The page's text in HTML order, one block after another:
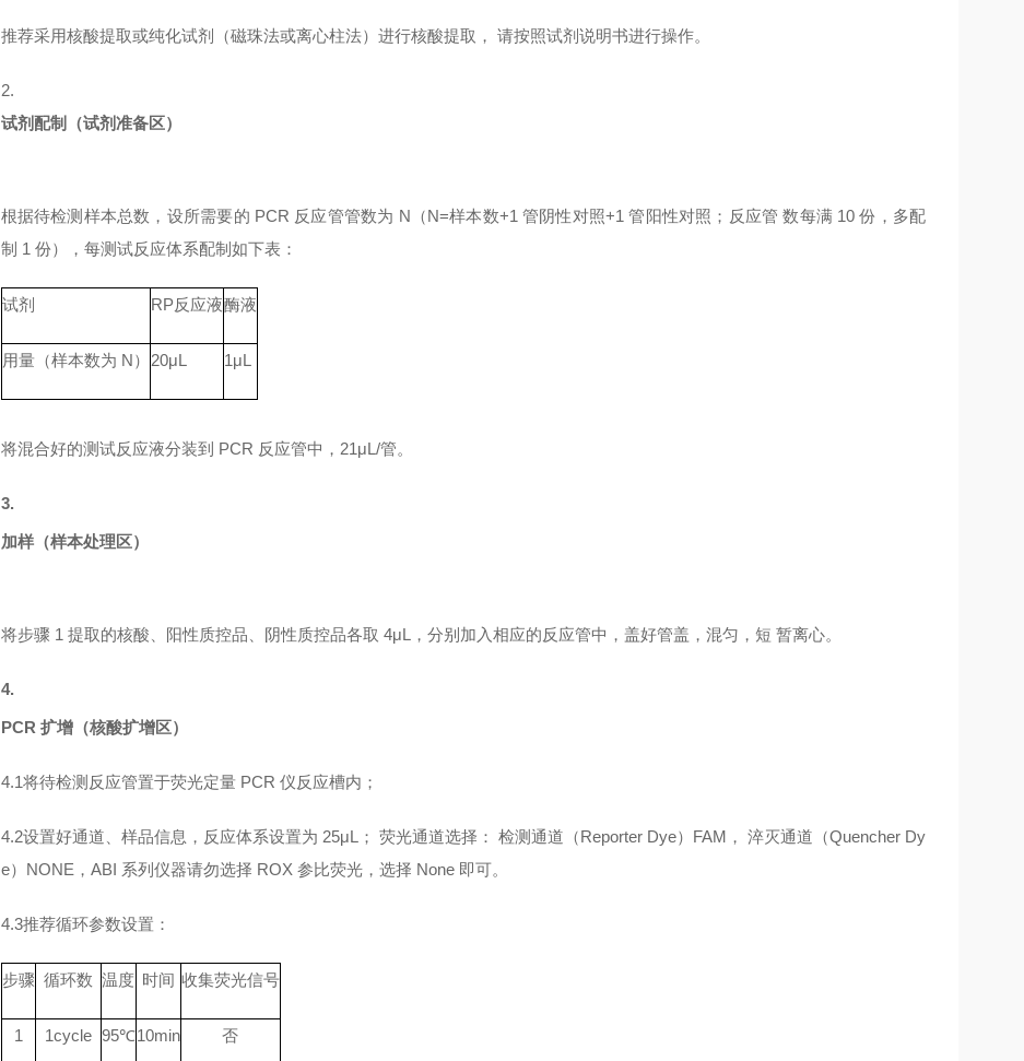
推荐采用核酸提取或纯化试剂（磁珠法或离心柱法）进行核酸提取， 请按照试剂说明书进行操作。
2.
试剂配制（试剂准备区）
根据待检测样本总数，设所需要的 PCR 反应管管数为 N（N=样本数+1 管阴性对照+1 管阳性对照；反应管 数每满 10 份，多配
制 1 份），每测试反应体系配制如下表：
试剂 RP反应液酶液
用量（样本数为 N） 20μL 1μL
将混合好的测试反应液分装到 PCR 反应管中，21μL/管。
3.
加样（样本处理区）
将步骤 1 提取的核酸、阳性质控品、阴性质控品各取 4μL，分别加入相应的反应管中，盖好管盖，混匀，短 暂离心。
4.
PCR 扩增（核酸扩增区）
4.1将待检测反应管置于荧光定量PCR 仪反应槽内；
4.2设置好通道、样品信息，反应体系设置为 25μL； 荧光通道选择： 检测通道（Reporter Dye）FAM， 淬灭通道（Quencher Dy
e）NONE，ABI 系列仪器请勿选择 ROX 参比荧光，选择 None 即可。
4.3推荐循环参数设置：
步骤 循环数 温度 时间 收集荧光信号
1 1cycle 95℃10min 否